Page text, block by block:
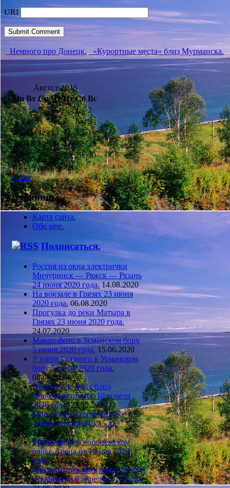
URI
Немного про Донецк. «Курортные места» близ Мурманска.
Август 2026
Пн Вт Ср Чт Пт Сб Вс
1
2
3
4 5 6 7 8
9
10 11 12 13 14 15 16
17 18 19 20 21 22 23
24 25 26 27 28 29 30
31
« Авг
Страницы
Карта сайта.
Обо мне.
Подписаться.
Россия из окна электрички
Мичуринск — Ряжск — Рязань
24 июня 2020 года. 14.08.2020
На вокзале в Грязях 23 июня
2020 года. 06.08.2020
Прогулка до реки Матыра в
Грязях 23 июня 2020 года.
24.07.2020
Макро-фото в Усманском бору
5 июня 2020 года. 15.06.2020
У озера Грязного в Усманском
бору 5 июня 2020 года.
08.06.2020
Прогулка к Дону близ
Новоживотинное 10 апреля
2020 года. 23.05.2020
Мой отзыв о термокружке
Tramp TRC-004 (0,45 л).
22.05.2020
Макро-фото в воронежском
парке Арена от 19 мая 2020
года. 21.05.2020
Макрофотография природы под
Воронежем 9 апреля 2020 года.